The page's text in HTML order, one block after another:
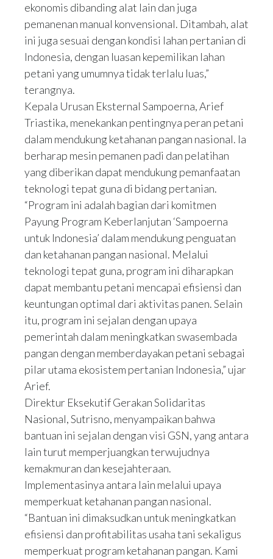
ekonomis dibanding alat lain dan juga
pemanenan manual konvensional. Ditambah, alat
ini juga sesuai dengan kondisi lahan pertanian di
Indonesia, dengan luasan kepemilikan lahan
petani yang umumnya tidak terlalu luas,”
terangnya.
Kepala Urusan Eksternal Sampoerna, Arief
Triastika, menekankan pentingnya peran petani
dalam mendukung ketahanan pangan nasional. Ia
berharap mesin pemanen padi dan pelatihan
yang diberikan dapat mendukung pemanfaatan
teknologi tepat guna di bidang pertanian.
“Program ini adalah bagian dari komitmen
Payung Program Keberlanjutan ‘Sampoerna
untuk Indonesia’ dalam mendukung penguatan
dan ketahanan pangan nasional. Melalui
teknologi tepat guna, program ini diharapkan
dapat membantu petani mencapai efisiensi dan
keuntungan optimal dari aktivitas panen. Selain
itu, program ini sejalan dengan upaya
pemerintah dalam meningkatkan swasembada
pangan dengan memberdayakan petani sebagai
pilar utama ekosistem pertanian Indonesia,” ujar
Arief.
Direktur Eksekutif Gerakan Solidaritas
Nasional, Sutrisno, menyampaikan bahwa
bantuan ini sejalan dengan visi GSN, yang antara
lain turut memperjuangkan terwujudnya
kemakmuran dan kesejahteraan.
Implementasinya antara lain melalui upaya
memperkuat ketahanan pangan nasional.
“Bantuan ini dimaksudkan untuk meningkatkan
efisiensi dan profitabilitas usaha tani sekaligus
memperkuat program ketahanan pangan. Kami